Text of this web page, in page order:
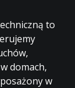
to
domach,
w